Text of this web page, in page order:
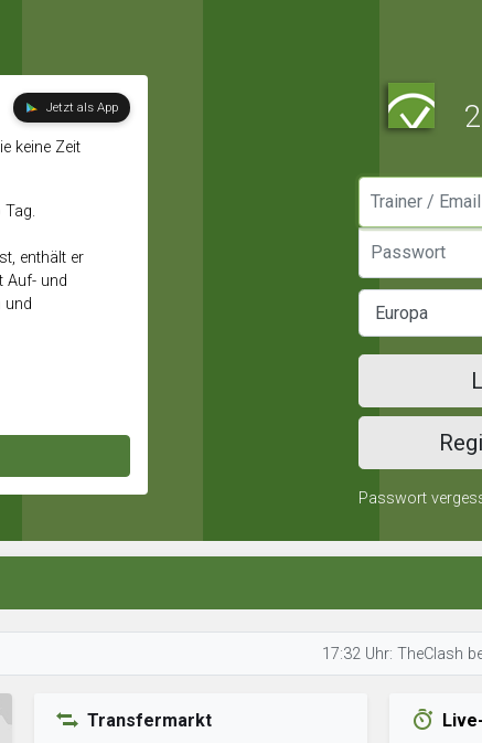
Jetzt als App
keine Zeit
enthält er
Auf- und
und
Passwort
17:32 Uhr: TheClash
Transfermarkt